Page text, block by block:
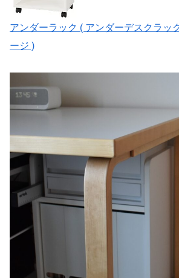
アンダーラック ( アンダーデスクラッ
ージ )